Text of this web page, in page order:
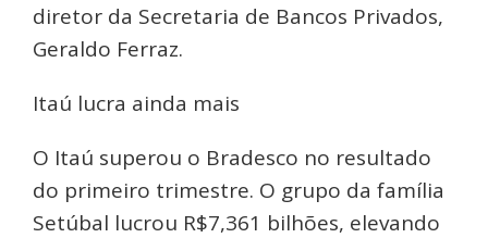
diretor da Secretaria de Bancos Privados,
Geraldo Ferraz.
Itaú lucra ainda mais
O Itaú superou o Bradesco no resultado
do primeiro trimestre. O grupo da família
Setúbal lucrou R$7,361 bilhões, elevando